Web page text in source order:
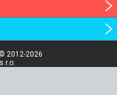
2012-2026